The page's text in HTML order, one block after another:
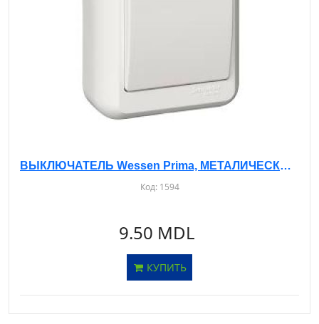
ВЫКЛЮЧАТЕЛЬ Wessen Prima, МЕТАЛИЧЕСКАЯ ПЛАСТИНА, О/У, 1-КЛ. БЕЛЫЙ, A16-051M
Код: 1594
9.50 MDL
КУПИТЬ